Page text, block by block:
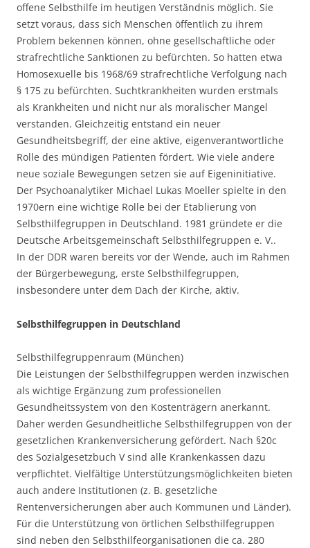
offene Selbsthilfe im heutigen Verständnis möglich. Sie
setzt voraus, dass sich Menschen öffentlich zu ihrem
Problem bekennen können, ohne gesellschaftliche oder
strafrechtliche Sanktionen zu befürchten. So hatten etwa
Homosexuelle bis 1968/69 strafrechtliche Verfolgung nach
§ 175 zu befürchten. Suchtkrankheiten wurden erstmals
als Krankheiten und nicht nur als moralischer Mangel
verstanden. Gleichzeitig entstand ein neuer
Gesundheitsbegriff, der eine aktive, eigenverantwortliche
Rolle des mündigen Patienten fördert. Wie viele andere
neue soziale Bewegungen setzen sie auf Eigeninitiative.
Der Psychoanalytiker Michael Lukas Moeller spielte in den
1970ern eine wichtige Rolle bei der Etablierung von
Selbsthilfegruppen in Deutschland. 1981 gründete er die
Deutsche Arbeitsgemeinschaft Selbsthilfegruppen e. V..
In der DDR waren bereits vor der Wende, auch im Rahmen
der Bürgerbewegung, erste Selbsthilfegruppen,
insbesondere unter dem Dach der Kirche, aktiv.
Selbsthilfegruppen in Deutschland
Selbsthilfegruppenraum (München)
Die Leistungen der Selbsthilfegruppen werden inzwischen
als wichtige Ergänzung zum professionellen
Gesundheitssystem von den Kostenträgern anerkannt.
Daher werden Gesundheitliche Selbsthilfegruppen von der
gesetzlichen Krankenversicherung gefördert. Nach §20c
des Sozialgesetzbuch V sind alle Krankenkassen dazu
verpflichtet. Vielfältige Unterstützungsmöglichkeiten bieten
auch andere Institutionen (z. B. gesetzliche
Rentenversicherungen aber auch Kommunen und Länder).
Für die Unterstützung von örtlichen Selbsthilfegruppen
sind neben den Selbsthilfeorganisationen die ca. 280